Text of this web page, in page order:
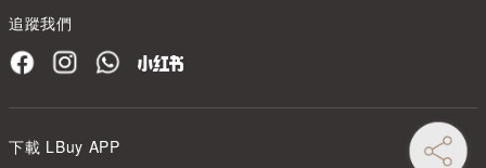
追蹤我們
下載 LBuy APP